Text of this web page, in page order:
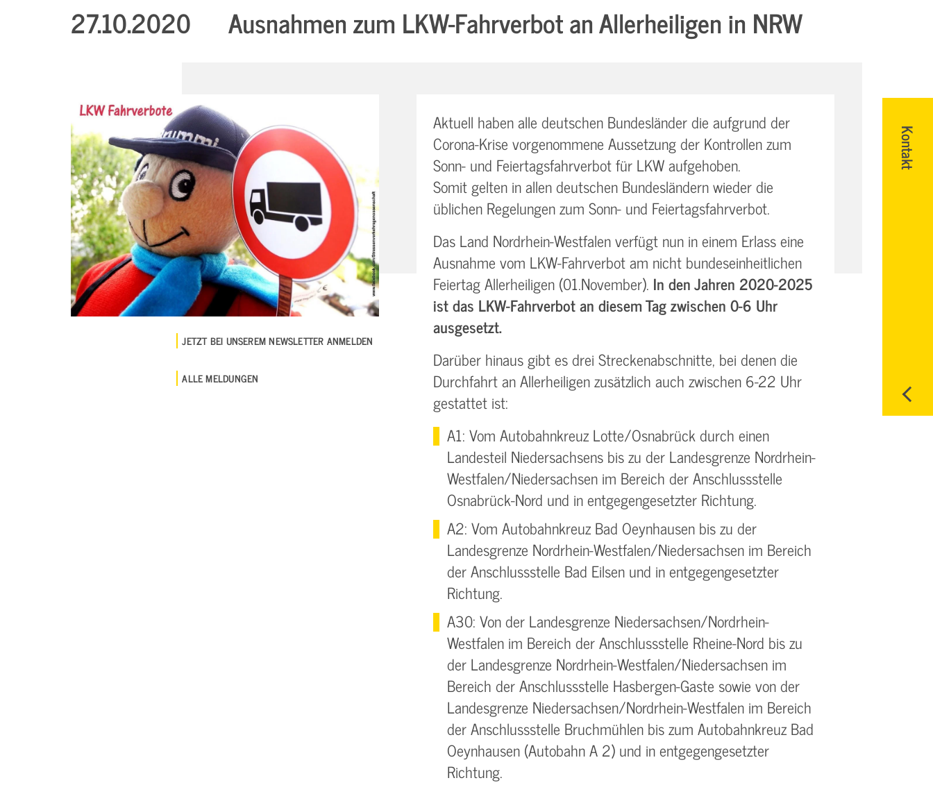
Kontakt
27.10.2020 Ausnahmen zum LKW-Fahrverbot an Allerheiligen in NRW
JETZT BEI UNSEREM NEWSLETTER ANMELDEN
ALLE MELDUNGEN
Aktuell haben alle deutschen Bundesländer die aufgrund der
Corona-Krise vorgenommene Aussetzung der Kontrollen zum
Sonn- und Feiertagsfahrverbot für LKW aufgehoben.
Somit gelten in allen deutschen Bundesländern wieder die
üblichen Regelungen zum Sonn-­ und Feiertagsfahrverbot.
Das Land Nordrhein­-Westfalen verfügt nun in einem Erlass eine
Ausnahme vom LKW-Fahrverbot am nicht bundeseinheitlichen
Feiertag Allerheiligen (01.November). In den Jahren 2020­-2025
ist das LKW-Fahrverbot an diesem Tag zwischen 0-­6 Uhr
ausgesetzt.
Darüber hinaus gibt es drei Streckenabschnitte, bei denen die
Durchfahrt an Allerheiligen zusätzlich auch zwischen 6­-22 Uhr
gestattet ist:
A1: Vom Autobahnkreuz Lotte/Osnabrück durch einen
Landesteil Niedersachsens bis zu der Landesgrenze Nordrhein-
Westfalen/Niedersachsen im Bereich der Anschlussstelle
Osnabrück-Nord und in entgegengesetzter Richtung.
A2: Vom Autobahnkreuz Bad Oeynhausen bis zu der
Landesgrenze Nordrhein-Westfalen/Niedersachsen im Bereich
der Anschlussstelle Bad Eilsen und in entgegengesetzter
Richtung.
A30: Von der Landesgrenze Niedersachsen/Nordrhein-
Westfalen im Bereich der Anschlussstelle Rheine-Nord bis zu
der Landesgrenze Nordrhein-Westfalen/Niedersachsen im
Bereich der Anschlussstelle Hasbergen-Gaste sowie von der
Landesgrenze Niedersachsen/Nordrhein-Westfalen im Bereich
der Anschlussstelle Bruchmühlen bis zum Autobahnkreuz Bad
Oeynhausen (Autobahn A 2) und in entgegengesetzter
Richtung.